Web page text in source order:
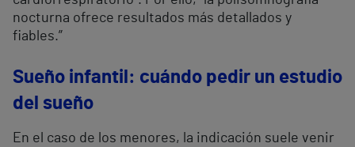
nocturna ofrece resultados más detallados y
fiables.”
Sueño infantil: cuándo pedir un estudio
del sueño
En el caso de los menores, la indicación suele venir